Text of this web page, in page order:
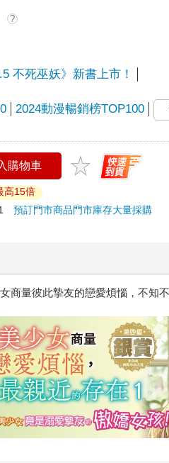
?
不死巫妖》新書上市！
2024動漫暢銷榜TOP100
購物車
高15倍
1預訂門市商品門市庫存大量採購